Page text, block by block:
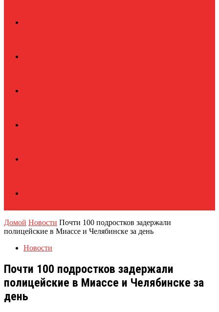
Домой Новости Почти 100 подростков задержали
полицейские в Миассе и Челябинске за день
Новости
Почти 100 подростков задержали
полицейские в Миассе и Челябинске за
день